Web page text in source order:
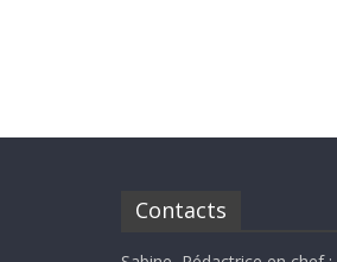
Contacts